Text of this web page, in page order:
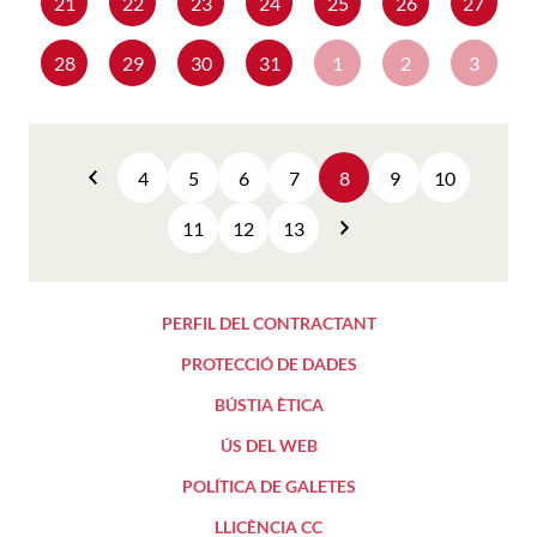
28 29 30 31 1 2 3
Anterior
4 5 6 7 8 9 10
11 12 13
PERFIL DEL CONTRACTANT
PROTECCIÓ DE DADES
BÚSTIA ÈTICA
ÚS DEL WEB
POLÍTICA DE GALETES
LLICÈNCIA CC